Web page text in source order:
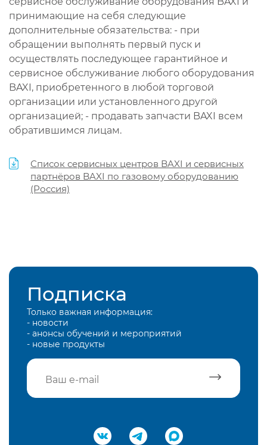
принимающие на себя следующие
дополнительные обязательства: - при
обращении выполнять первый пуск и
осуществлять последующее гарантийное и
сервисное обслуживание любого оборудования
BAXI, приобретенного в любой торговой
организации или установленного другой
организацией; - продавать запчасти BAXI всем
обратившимся лицам.
Список сервисных центров BAXI и сервисных
партнёров BAXI по газовому оборудованию
(Россия)
Подписка
Только важная информация:
- новости
- анонсы обучений и мероприятий
- новые продукты